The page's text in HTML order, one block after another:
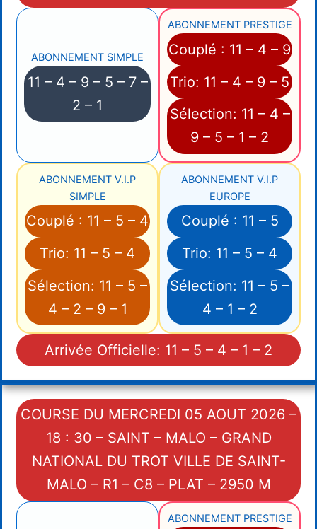
ABONNEMENT SIMPLE
11 – 4 – 9 – 5 – 7 –
2 – 1
ABONNEMENT PRESTIGE
Couplé : 11 – 4 – 9
Trio: 11 – 4 – 9 – 5
Sélection: 11 – 4 –
9 – 5 – 1 – 2
ABONNEMENT V.I.P
SIMPLE
Couplé : 11 – 5 – 4
Trio: 11 – 5 – 4
Sélection: 11 – 5 –
4 – 2 – 9 – 1
ABONNEMENT V.I.P
EUROPE
Couplé : 11 – 5
Trio: 11 – 5 – 4
Sélection: 11 – 5 –
4 – 1 – 2
Arrivée Officielle: 11 – 5 – 4 – 1 – 2
COURSE DU MERCREDI 05 AOUT 2026 –
18 : 30 – SAINT – MALO – GRAND
NATIONAL DU TROT VILLE DE SAINT-
MALO – R1 – C8 – PLAT – 2950 M
ABONNEMENT PRESTIGE